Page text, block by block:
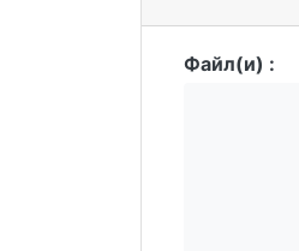
Файл(и) :